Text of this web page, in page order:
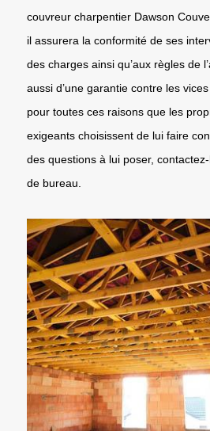
couvreur charpentier Dawson
il assurera la conformité de ses
des charges ainsi qu’aux règles de
aussi d’une garantie contre les
pour toutes ces raisons que les
exigeants choisissent de lui faire
des questions à lui poser,
de bureau.